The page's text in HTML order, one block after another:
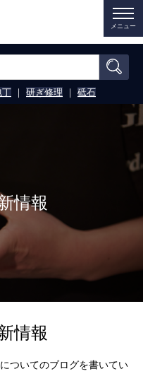
メニュー
丁 ｜ 研ぎ修理 ｜ 砥石
情報
情報
ついてのブログを書いてい